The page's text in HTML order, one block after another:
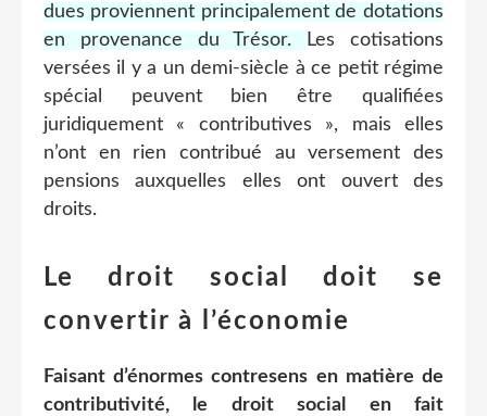
dues proviennent principalement de dotations
en provenance du Trésor.
Les cotisations
versées il y a un demi-siècle à ce petit régime
spécial peuvent bien être qualifiées
juridiquement « contributives », mais elles
n’ont en rien contribué au versement des
pensions auxquelles elles ont ouvert des
droits.
Le droit social doit se
convertir à l’économie
Faisant d’énormes contresens en matière de
contributivité, le droit social en fait